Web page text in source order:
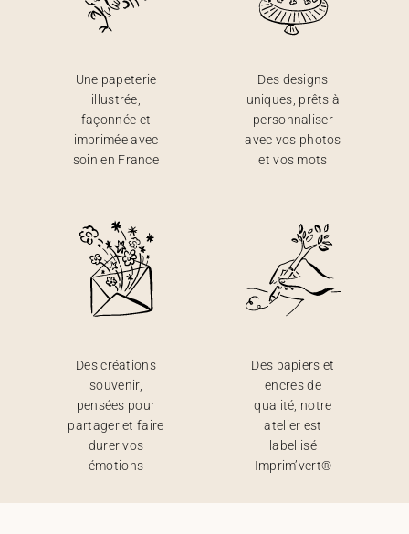
Une papeterie
illustrée,
façonnée et
imprimée avec
soin en France
Des designs
uniques, prêts à
personnaliser
avec vos photos
et vos mots
Des créations
souvenir,
pensées pour
partager et faire
durer vos
émotions
Des papiers et
encres de
qualité, notre
atelier est
labellisé
Imprim’vert®